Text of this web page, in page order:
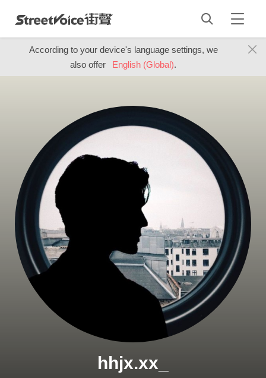
According to your device's language settings, we
also offer
English (Global).
hhjx.xx_